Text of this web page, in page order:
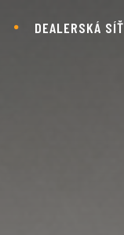
DEALERSKÁ SÍŤ